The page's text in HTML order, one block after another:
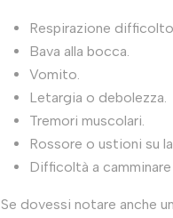
Respirazione
Bava alla bocca.
Vomito.
Letargia o debolezza.
Tremori muscolari.
Rossore o ustioni su
Difficoltà a
Se dovessi notare anche